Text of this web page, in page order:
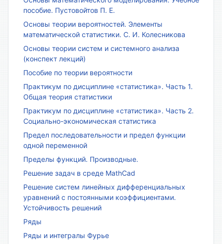
пособие. Пустовойтов П. Е.
Основы теории вероятностей. Элементы
математической статистики. С. И. Колесникова
Основы теории систем и системного анализа
(конспект лекций)
Пособие по теории вероятности
Практикум по дисциплине «статистика». Часть 1.
Общая теория статистики
Практикум по дисциплине «статистика». Часть 2.
Социально-экономическая статистика
Предел последовательности и предел функции
одной переменной
Пределы функций. Производные.
Решение задач в среде MathCad
Решение систем линейных дифференциальных
уравнений с постоянными коэффициентами.
Устойчивость решений
Ряды
Ряды и интегралы Фурье